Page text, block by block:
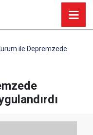
ile Depremzede